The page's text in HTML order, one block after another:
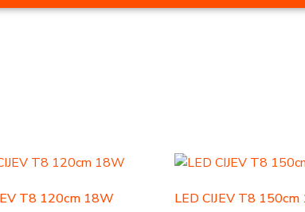
T8 120cm 18W LED CIJEV T8